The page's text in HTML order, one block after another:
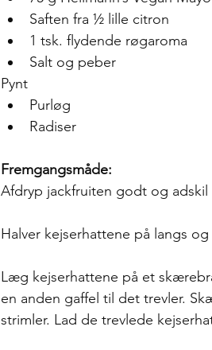
Saften fra ½ lille citron
1 tsk. flydende røgaroma
Salt og peber
Pynt
Purløg
Radiser
Fremgangsmåde:
Afdryp jackfruiten godt og
Halver kejserhattene på langs
Læg kejserhattene på et
en anden gaffel til det trevler.
strimler. Lad de trevlede